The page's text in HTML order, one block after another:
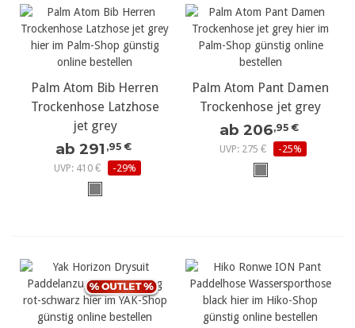
Palm Atom Bib Herren
Trockenhose Latzhose
jet grey
ab 291 ,95 €
UVP: 410 €
-29%
Palm Atom Pant Damen
Trockenhose jet grey
ab 206,95 €
UVP: 275 €
-25%